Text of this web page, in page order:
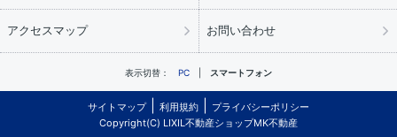
アクセスマップ お問い合わせ
表示切替： PC スマートフォン
サイトマップ 利用規約
プライバシーポリシー
Copyright(C) LIXIL不動産ショップMK不動産